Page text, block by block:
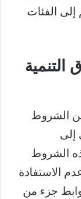
الفئات
الشروط
إلى
الشروط
الاستفادة
جزء من